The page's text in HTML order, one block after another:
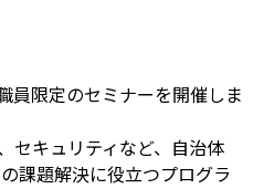
員限定のセミナーを開催しま
セキュリティなど、自治体
課題解決に役立つプログラ